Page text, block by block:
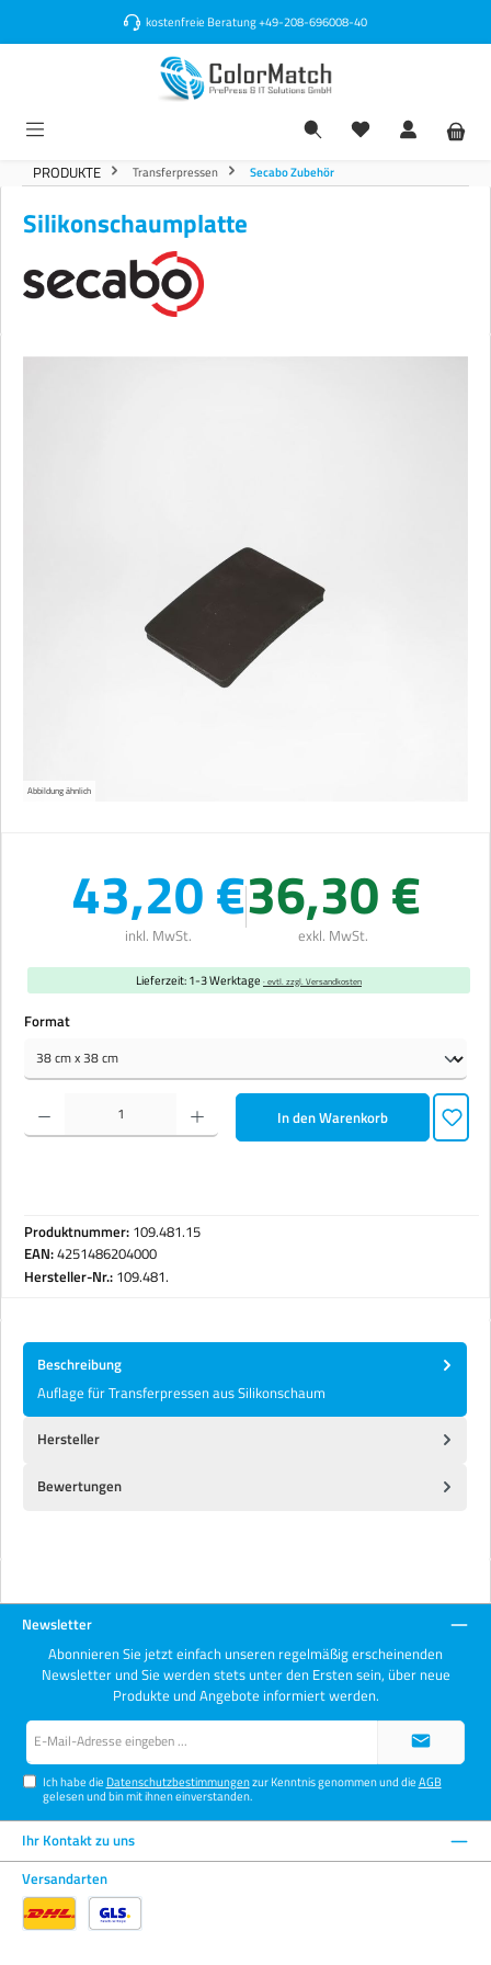
kostenfreie Beratung+49-208-696008-40
PRODUKTE Transferpressen Secabo Zubehör
Silikonschaumplatte
Abbildung ähnlich
43,20 €
inkl. MwSt.
36,30 €
exkl. MwSt.
Lieferzeit: 1-3 Werktage · evtl. zzgl. Versandkosten
Formatauswählen
Produkt Anzahl: Gib den gewünschten Wert ein oder benutze die Schaltflächen um die Anzahl zu
In den Warenkorb
Produktnummer: 109.481.15
EAN:4251486204000
Hersteller-Nr.: 109.481.
Beschreibung
Auflage für Transferpressen aus Silikonschaum
Hersteller
Bewertungen
Newsletter
Abonnieren Sie jetzt einfach unseren regelmäßig erscheinenden
Newsletter und Sie werden stets unter den Ersten sein, über neue
Produkte und Angebote informiert werden.
Ich habe die Datenschutzbestimmungenzur Kenntnis genommen und dieAGB
gelesen und bin mit ihnen einverstanden.
Ihr Kontakt zu uns
Versandarten